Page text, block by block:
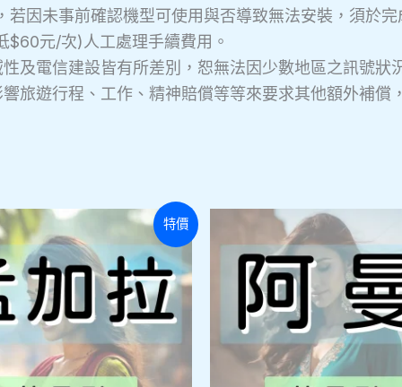
因未事前確認機型可使用與否導致無法安裝，須於
$60元/次)人工處理手續費用。
及電信建設皆有所差別，恕無法因少數地區之訊號狀
旅遊行程、工作、精神賠償等等來要求其他額外補償
特價
此
產
品
有
多
種
款